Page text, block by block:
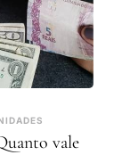
vale